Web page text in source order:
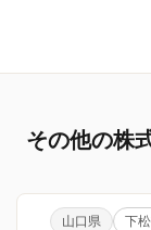
その他の株
山口県 下